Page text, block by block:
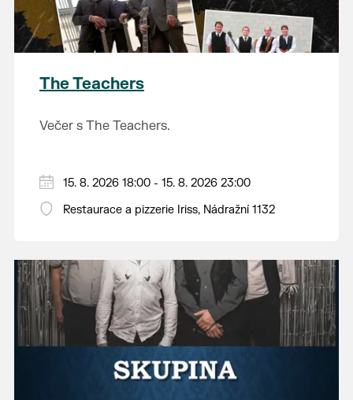
The Teachers
Večer s The Teachers.
15. 8. 2026 18:00 - 15. 8. 2026 23:00
Restaurace a pizzerie Iriss, Nádražní 1132